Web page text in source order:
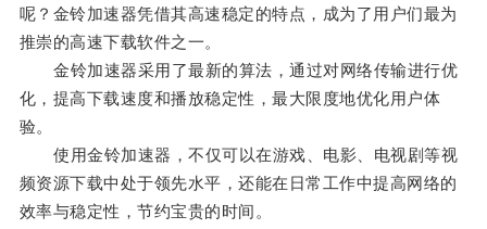
呢？金铃加速器凭借其高速稳定的特点，成为了用户们最为
推崇的高速下载软件之一。
金铃加速器采用了最新的算法，通过对网络传输进行优
化，提高下载速度和播放稳定性，最大限度地优化用户体
验。
使用金铃加速器，不仅可以在游戏、电影、电视剧等视
频资源下载中处于领先水平，还能在日常工作中提高网络的
效率与稳定性，节约宝贵的时间。